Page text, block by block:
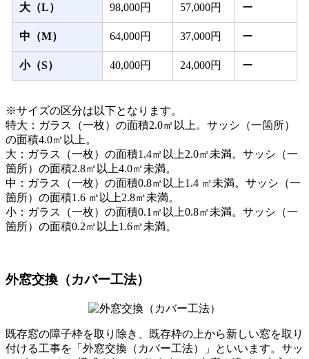
大（L） 98,000円 57,000円 ー
中（M） 64,000円 37,000円 ー
小（S） 40,000円 24,000円 ー
※サイズの区分は以下となります。
特大：ガラス（一枚）の面積2.0㎡以上。サッシ（一箇所）
の面積4.0㎡以上。
大：ガラス（一枚）の面積1.4㎡以上2.0㎡未満。サッシ（一
箇所）の面積2.8㎡以上4.0㎡未満。
中：ガラス（一枚）の面積0.8㎡以上1.4 ㎡未満。サッシ（一
箇所）の面積1.6 ㎡以上2.8㎡未満。
小：ガラス（一枚）の面積0.1㎡以上0.8㎡未満。サッシ（一
箇所）の面積0.2㎡以上1.6㎡未満。
外窓交換（カバー工法）
既存窓の障子枠を取り除き、既存枠の上から新しい窓を取り
付ける工事を「外窓交換（カバー工法）」といいます。サッ